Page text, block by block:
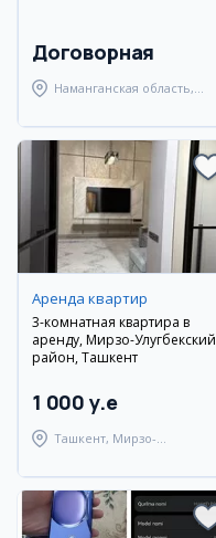
Договорная
Наманганская область,
Аренда квартир
3-комнатная квартира в
аренду, Мирзо-Улугбекский
район, Ташкент
1 000 y.e
Ташкент, Мирзо-